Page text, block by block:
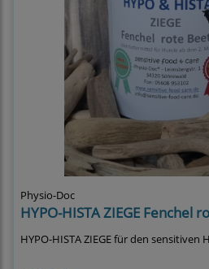
Physio-Doc
HYPO-HISTA ZIEGE Fenchel
HYPO-HISTA ZIEGE für den sensitiven